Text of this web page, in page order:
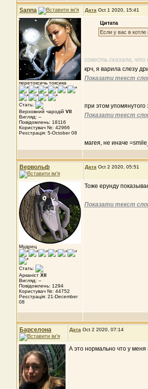
Sanna Дата Oct 1 2020, 15:41
перетоксичь токсика
Стать:
Верховний чародій VII
Вигляд: --
Повідомлень: 18116
Користувач №: 42966
Реєстрація: 5-October 08
Цитата
Если у вас в
совесть сказала,
крч, я варила слезу
Показати текст
при этом
Показати текст
магея, не иначе
Вервольф Дата Oct 2 2020, 05:51
Мудрец
Стать:
Арканіст XII
Вигляд: --
Повідомлень: 1294
Користувач №: 44752
Реєстрація: 21-December
08
Тоже ерунду
Показати текст
Барселона Дата Oct 2 2020, 07:14
А это нормально что у меня